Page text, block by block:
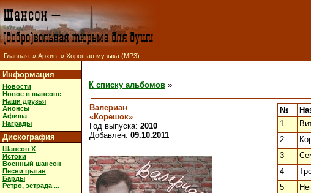
Главная » Архив » Хорошая музыка (MP3)
Информация
Новости
Новое в шансоне
Наши друзья
Анонсы
Афиша
Награды
Дискография
Шансон X
Истоки
Военный шансон
Песни цыган
Барды
Ретро, эстрада ...
К списку альбомов »
Валериан
«Корешок»
Год выпуска: 2010
Добавлен: 09.10.2011
№
1
2
3
4
5